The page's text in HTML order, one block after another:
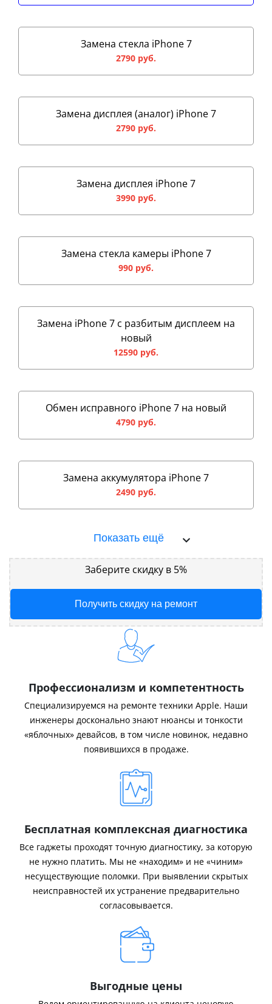
Замена стекла iPhone 7
2790 руб.
Замена дисплея (аналог) iPhone 7
2790 руб.
Замена дисплея iPhone 7
3990 руб.
Замена стекла камеры iPhone 7
990 руб.
Замена iPhone 7 с разбитым дисплеем на
новый
12590 руб.
Обмен исправного iPhone 7 на новый
4790 руб.
Замена аккумулятора iPhone 7
2490 руб.
Показать ещё
Заберите скидку в 5%
Получить скидку на ремонт
Профессионализм и компетентность
Специализируемся на ремонте техники Apple. Наши
инженеры досконально знают нюансы и тонкости
«яблочных» девайсов, в том числе новинок, недавно
появившихся в продаже.
Бесплатная комплексная диагностика
Все гаджеты проходят точную диагностику, за которую
не нужно платить. Мы не «находим» и не «чиним»
несуществующие поломки. При выявлении скрытых
неисправностей их устранение предварительно
согласовывается.
Выгодные цены